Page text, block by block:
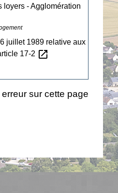
loyers - Agglomération
juillet 1989 relative aux
17-2 open_in_new
sur cette page